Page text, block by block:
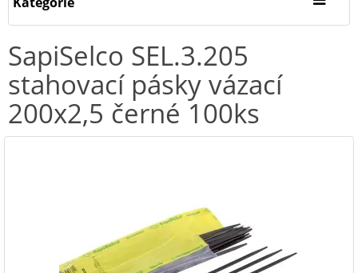
SapiSelco SEL.3.205
stahovací pásky vázací
200x2,5 černé 100ks